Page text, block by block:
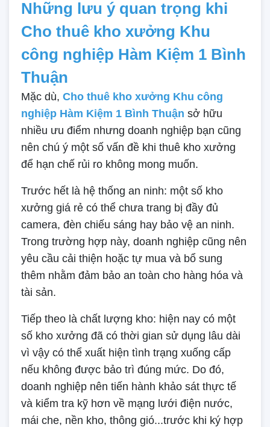
Những lưu ý quan trọng khi
Cho thuê kho xưởng Khu
công nghiệp Hàm Kiệm 1 Bình
Thuận
Mặc dù, Cho thuê kho xưởng Khu công
nghiệp Hàm Kiệm 1 Bình Thuận sở hữu
nhiều ưu điểm nhưng doanh nghiệp bạn cũng
nên chú ý một số vấn đề khi thuê kho xưởng
để hạn chế rủi ro không mong muốn.
Trước hết là hệ thống an ninh: một số kho
xưởng giá rẻ có thể chưa trang bị đầy đủ
camera, đèn chiếu sáng hay bảo vệ an ninh.
Trong trường hợp này, doanh nghiệp cũng nên
yêu cầu cải thiện hoặc tự mua và bổ sung
thêm nhằm đảm bảo an toàn cho hàng hóa và
tài sản.
Tiếp theo là chất lượng kho: hiện nay có một
số kho xưởng đã có thời gian sử dụng lâu dài
vì vậy có thể xuất hiện tình trạng xuống cấp
nếu không được bảo trì đúng mức. Do đó,
doanh nghiệp nên tiến hành khảo sát thực tế
và kiểm tra kỹ hơn về mạng lưới điện nước,
mái che, nền kho, thông gió...trước khi ký hợp